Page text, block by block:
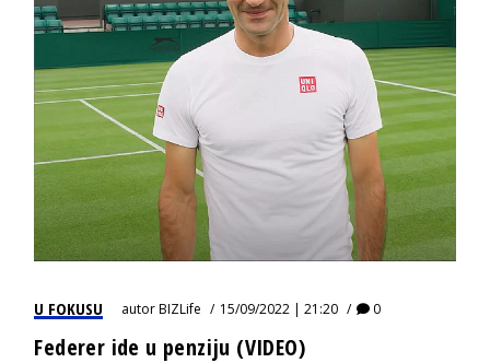
U FOKUSU autorBIZLife 15/09/2022 | 21:20 0
Federer ide u penziju (VIDEO)